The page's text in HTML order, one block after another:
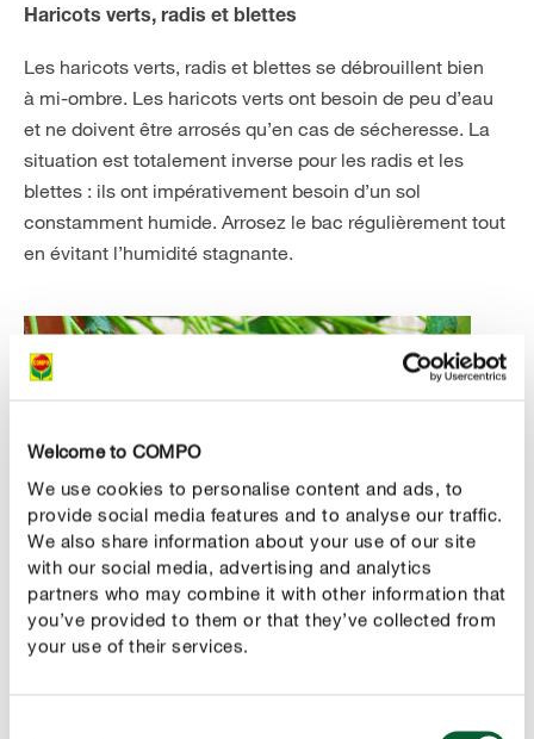
Welcome to COMPO
We use cookies to personalise content and ads, to
provide social media features and to analyse our traffic.
We also share information about your use of our site
with our social media, advertising and analytics
partners who may combine it with other information that
you’ve provided to them or that they’ve collected from
your use of their services.
Haricots verts, radis et blettes
Les haricots verts, radis et blettes se débrouillent bien
à mi-ombre. Les haricots verts ont besoin de peu d’eau
et ne doivent être arrosés qu’en cas de sécheresse. La
situation est totalement inverse pour les radis et les
blettes : ils ont impérativement besoin d’un sol
constamment humide. Arrosez le bac régulièrement tout
en évitant l’humidité stagnante.